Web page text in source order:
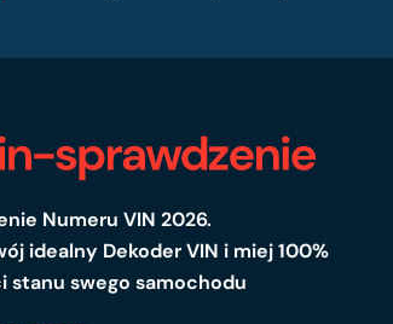
Numeru VIN 2026.
idealny Dekoder VIN i miej 100%
stanu swego samochodu